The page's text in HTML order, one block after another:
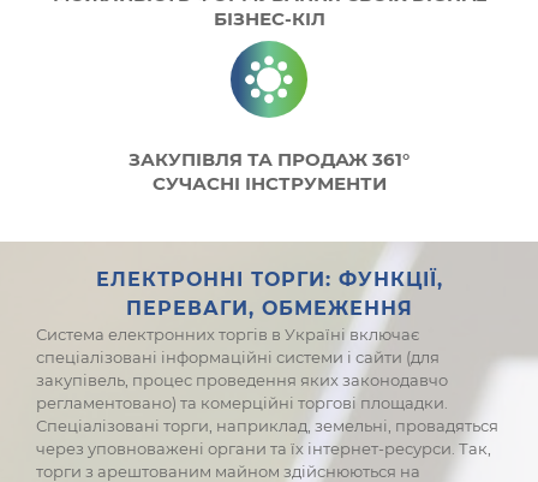
БІЗНЕС-КІЛ
ЗАКУПІВЛЯ ТА ПРОДАЖ 361°
СУЧАСНІ ІНСТРУМЕНТИ
ЕЛЕКТРОННІ ТОРГИ: ФУНКЦІЇ,
ПЕРЕВАГИ, ОБМЕЖЕННЯ
Система електронних торгів в Україні включає
спеціалізовані інформаційні системи і сайти (для
закупівель, процес проведення яких законодавчо
регламентовано) та комерційні торгові площадки.
Спеціалізовані торги, наприклад, земельні, провадяться
через уповноважені органи та їх інтернет-ресурси. Так,
торги з арештованим майном здійснюються на